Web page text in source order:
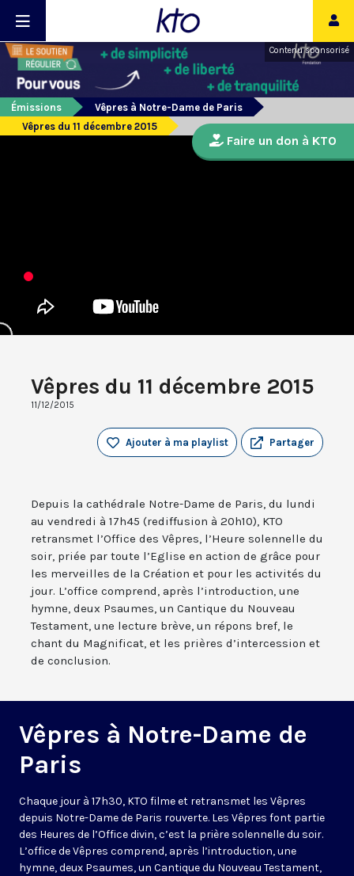
Contenu sponsorisé
Émissions
Vêpres à Notre-Dame de Paris
Vêpres du 11 décembre 2015
Vêpres du 11 décembre 2015
11/12/2015
Partager
Ajouter à ma playlist
Depuis la cathédrale Notre-Dame de Paris, du lundi
au vendredi à 17h45 (rediffusion à 20h10), KTO
retransmet l’Office des Vêpres, l’Heure solennelle du
soir, priée par toute l’Eglise en action de grâce pour
les merveilles de la Création et pour les activités du
jour. L’office comprend, après l’introduction, une
hymne, deux Psaumes, un Cantique du Nouveau
Testament, une lecture brève, un répons bref, le
chant du Magnificat, et les prières d’intercession et
de conclusion.
Vêpres à Notre-Dame de
Paris
Chaque jour à 17h30, KTO filme et retransmet les Vêpres
depuis Notre-Dame de Paris rouverte. Les Vêpres font partie
des Heures de l’Office divin, c’est la prière solennelle du soir.
L’office de Vêpres comprend, après l’introduction, une
hymne, deux Psaumes, un Cantique du Nouveau Testament,
Faire un don à KTO